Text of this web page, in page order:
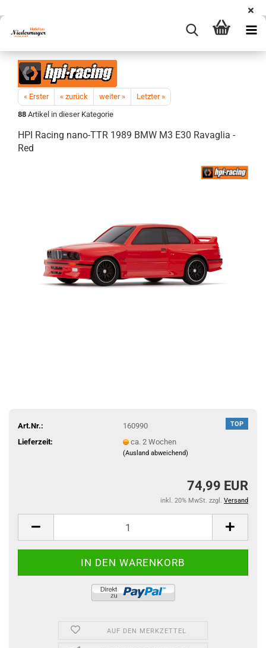
« Erster « zurück weiter »
Letzter »
88 Artikel in dieser Kategorie
HPI Racing nano-TTR 1989 BMW M3 E30 Ravaglia -
Red
TOP
Art.Nr.:
160990
Lieferzeit:
ca. 2 Wochen
(Ausland abweichend)
74,99 EUR
inkl. 20% MwSt. zzgl. Versand
AUF DEN MERKZETTEL